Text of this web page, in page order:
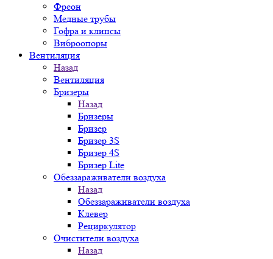
Фреон
Медные трубы
Гофра и клипсы
Виброопоры
Вентиляция
Назад
Вентиляция
Бризеры
Назад
Бризеры
Бризер
Бризер 3S
Бризер 4S
Бризер Lite
Обеззараживатели воздуха
Назад
Обеззараживатели воздуха
Клевер
Рециркулятор
Очистители воздуха
Назад